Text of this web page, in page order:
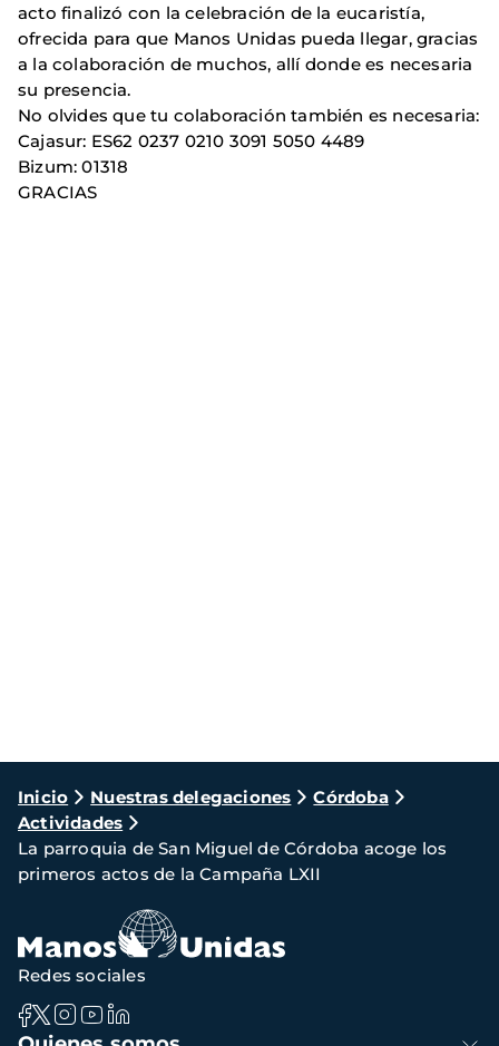
acto finalizó con la celebración de la eucaristía,
ofrecida para que Manos Unidas pueda llegar, gracias
a la colaboración de muchos, allí donde es necesaria
su presencia.
No olvides que tu colaboración también es necesaria:
Cajasur: ES62 0237 0210 3091 5050 4489
Bizum: 01318
GRACIAS
Ruta
de
navegación
Inicio Nuestras delegaciones
Córdoba
Actividades
La parroquia de San Miguel de Córdoba acoge los
primeros actos de la Campaña LXII
Navegación
Redes sociales